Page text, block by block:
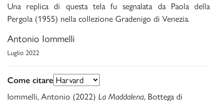
Una replica di questa tela fu segnalata da Paola della
Pergola (1955) nella collezione Gradenigo di Venezia.
Antonio Iommelli
Luglio 2022
Come citare
Iommelli, Antonio (2022) La Maddalena, Bottega di